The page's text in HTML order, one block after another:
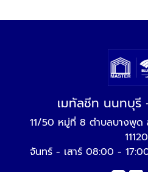
เมทัลชีท นนทบุรี
11/50 หมู่ที่ 8 ตำบลบางพูด
11120
จันทร์ - เสาร์ 08:00 -